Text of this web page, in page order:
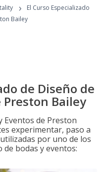
›
El Curso Especializado
Bailey
de Diseño de
Preston Bailey
Eventos de Preston
experimentar, paso a
por uno de los
de bodas y eventos: